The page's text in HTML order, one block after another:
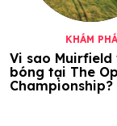
KHÁM PHÁ
Vi sao Muirfield
bóng tại The
Championship?